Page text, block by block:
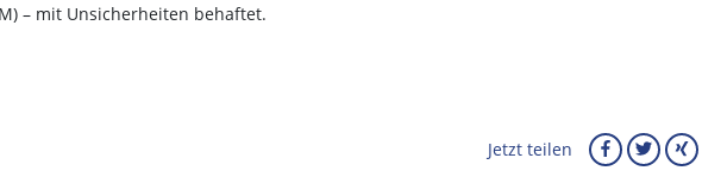
– mit Unsicherheiten behaftet.
Jetzt teilen